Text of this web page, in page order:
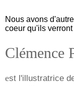
Nous avons
coeur qu'ils verront
Clémence
est l'illustratrice